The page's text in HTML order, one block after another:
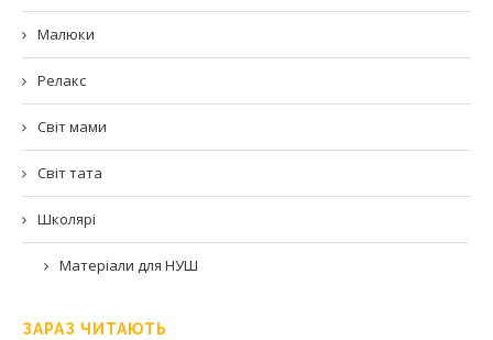
Малюки
Релакс
Світ мами
Світ тата
Школярі
Матеріали для НУШ
ЗАРАЗ ЧИТАЮТЬ